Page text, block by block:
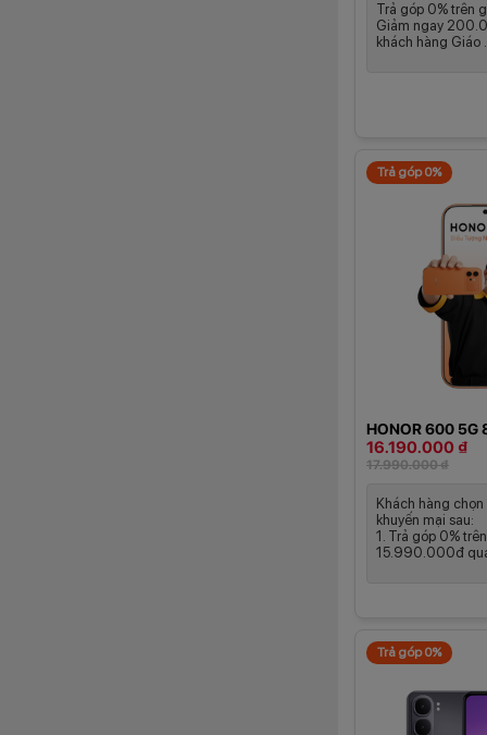
Trả góp 0% trên
Giảm ngay
khách hàng Giáo
Trả góp 0%
HONOR 600 5G
16.190.000 ₫
17.990.000 ₫
Khách hàng
khuyến mại sau:
1. Trả góp 0%
15.990.000đ
Trả góp 0%